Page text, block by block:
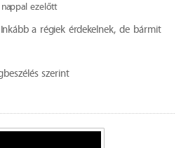
nappal ezelőtt
a régiek érdekelnek, de bármit
szerint